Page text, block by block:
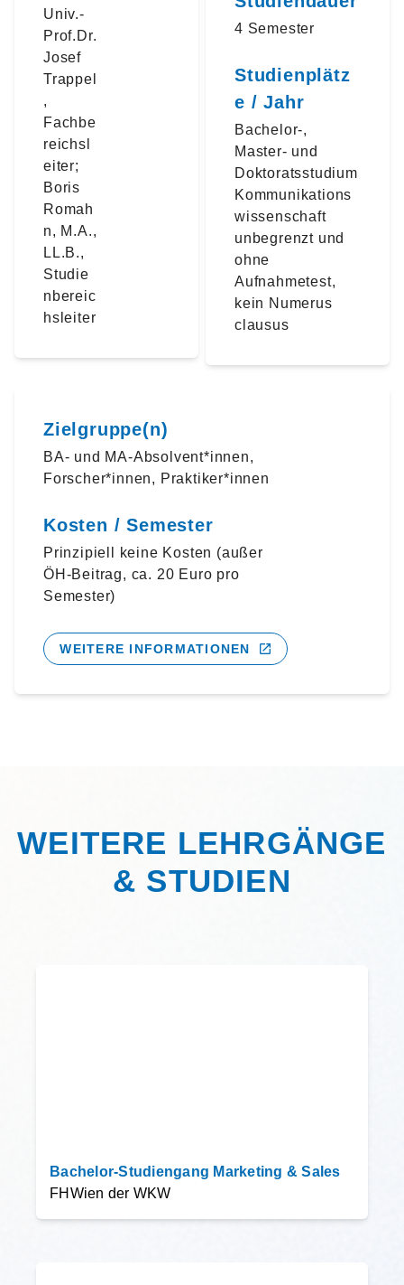
Univ.-
Prof.Dr.
Josef
Trappel
,
Fachbe
reichsl
eiter;
Boris
Romah
n, M.A.,
LL.B.,
Studie
nbereic
hsleiter
4 Semester
Studienplätz
e / Jahr
Bachelor-,
Master- und
Doktoratsstudium
Kommunikations
wissenschaft
unbegrenzt und
ohne
Aufnahmetest,
kein Numerus
clausus
Zielgruppe(n)
BA- und MA-Absolvent*innen,
Forscher*innen, Praktiker*innen
Kosten / Semester
Prinzipiell keine Kosten (außer
ÖH-Beitrag, ca. 20 Euro pro
Semester)
WEITERE INFORMATIONEN
WEITERE LEHRGÄNGE
& STUDIEN
Bachelor-Studiengang Marketing & Sales
FHWien der WKW